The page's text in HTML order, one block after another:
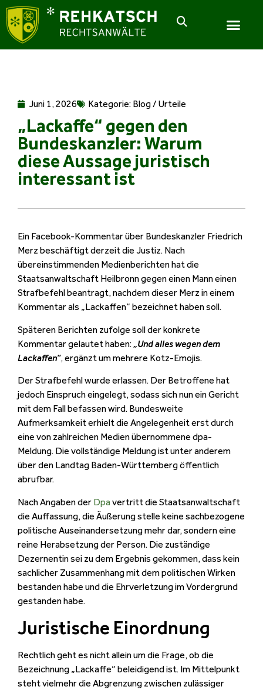
Juni 1, 2026 Kategorie: Blog / Urteile
„Lackaffe“ gegen den
Bundeskanzler: Warum
diese Aussage juristisch
interessant ist
Ein Facebook-Kommentar über Bundeskanzler Friedrich
Merz beschäftigt derzeit die Justiz. Nach
übereinstimmenden Medienberichten hat die
Staatsanwaltschaft Heilbronn gegen einen Mann einen
Strafbefehl beantragt, nachdem dieser Merz in einem
Kommentar als „Lackaffen“ bezeichnet haben soll.
Späteren Berichten zufolge soll der konkrete
Kommentar gelautet haben:„Und alles wegen dem
Lackaffen“, ergänzt um mehrere Kotz-Emojis.
Der Strafbefehl wurde erlassen. Der Betroffene hat
jedoch Einspruch eingelegt, sodass sich nun ein Gericht
mit dem Fall befassen wird. Bundesweite
Aufmerksamkeit erhielt die Angelegenheit erst durch
eine von zahlreichen Medien übernommene dpa-
Meldung. Die vollständige Meldung ist unter anderem
über den Landtag Baden-Württemberg öffentlich
abrufbar.
Nach Angaben der Dpavertritt die Staatsanwaltschaft
die Auffassung, die Äußerung stelle keine sachbezogene
politische Auseinandersetzung mehr dar, sondern eine
reine Herabsetzung der Person. Die zuständige
Dezernentin sei zu dem Ergebnis gekommen, dass kein
sachlicher Zusammenhang mit dem politischen Wirken
bestanden habe und die Ehrverletzung im Vordergrund
gestanden habe.
Juristische Einordnung
Rechtlich geht es nicht allein um die Frage, ob die
Bezeichnung „Lackaffe“ beleidigend ist. Im Mittelpunkt
steht vielmehr die Abgrenzung zwischen zulässiger